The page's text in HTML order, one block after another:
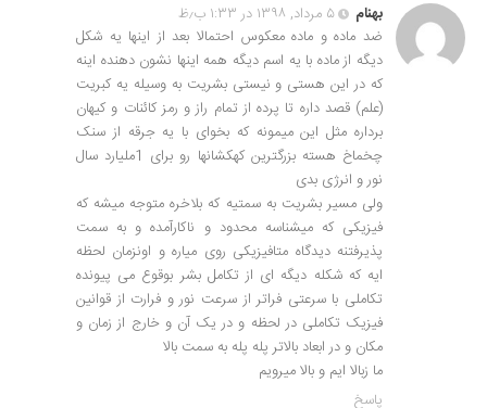
بهنام
۵ مرداد, ۱۳۹۸ در ۱:۳۳ ب٫ظ
ضد ماده و ماده معکوس احتمالا بعد از اینها یه شکل
دیگه از ماده با یه اسم دیگه همه اینها نشون دهنده اینه
که در این هستی و نیستی بشریت به وسیله یه کبریت
(علم) قصد داره تا پرده از تمام راز و رمز کائنات و کیهان
برداره مثل این میمونه که بخوای با یه جرقه از سنک
چخماخ هسته بزرگترین کهکشانها رو برای 1ملیارد سال
نور و انرژی بدی
ولی مسیر بشریت به سمتیه که بلاخره متوجه میشه که
فیزیکی که میشناسه محدود و ناکارآمده و به سمت
پذیرفتنه دیدگاه متافیزیکی روی میاره و اونزمان لحظه
ایه که شکله دیگه ای از تکامل بشر بوقوع می پیونده
تکاملی با سرعتی فراتر از سرعت نور و فرارت از قوانین
فیزیک تکاملی در لحظه و در یک آن و خارج از زمان و
مکان و در ابعاد بالاتر پله پله به سمت بالا
ما زبالا ایم و بالا میرویم
پاسخ